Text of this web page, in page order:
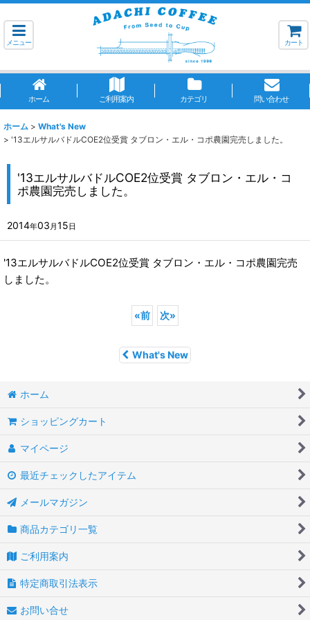
メニュー カート
ホーム ご利用案内 カテゴリ 問い合わせ
ホーム > What's New
> '13エルサルバドルCOE2位受賞 タブロン・エル・コポ農園完売しました。
'13エルサルバドルCOE2位受賞 タブロン・エル・コ
ポ農園完売しました。
2014年03 月15日
'13エルサルバドルCOE2位受賞 タブロン・エル・コポ農園完売
しました。
«前 次»
What's New
ホーム
ショッピングカート
マイページ
最近チェックしたアイテム
メールマガジン
商品カテゴリ一覧
ご利用案内
特定商取引法表示
お問い合せ